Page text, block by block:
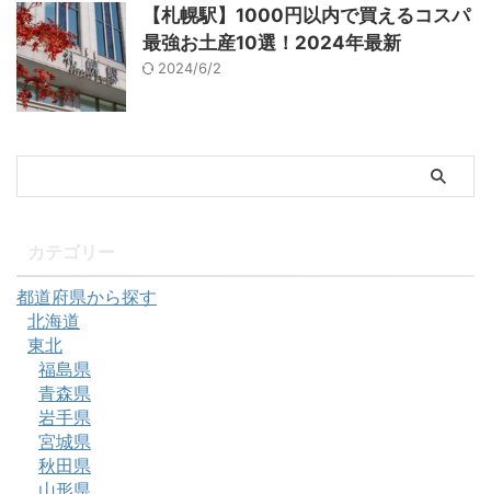
【札幌駅】1000円以内で買えるコスパ
最強お土産10選！2024年最新
2024/6/2
都道府県から探す
北海道
東北
福島県
青森県
岩手県
宮城県
秋田県